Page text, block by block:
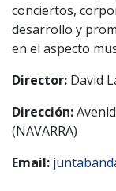
conciertos,
desarrollo y
en el aspecto
Director: David
Dirección:
(NAVARRA)
Email: